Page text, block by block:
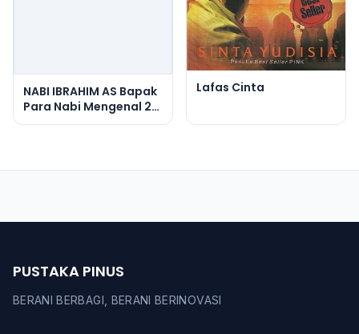
NABI IBRAHIM AS Bapak
Para Nabi Mengenal 25
Nabi Dan Rosul Utusan
Lafas Cinta
PUSTAKA PINUS
BERANI BERBAGI, BERANI BERINOVASI